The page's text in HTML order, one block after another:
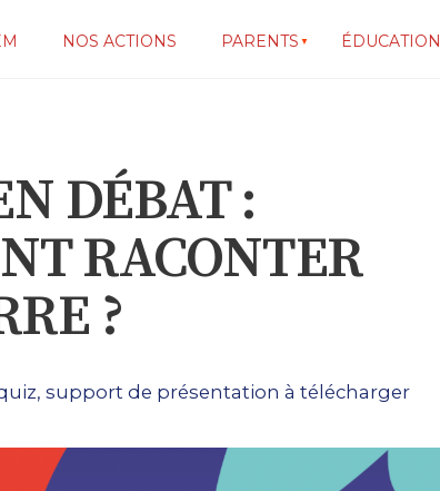
NOS ACTIONS PARENTS ÉDUCATION
DÉBAT :
RACONTER
?
support de présentation à télécharger